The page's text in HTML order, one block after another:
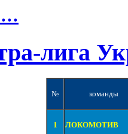
лига
№ команды
1 ЛОКОМОТИВ